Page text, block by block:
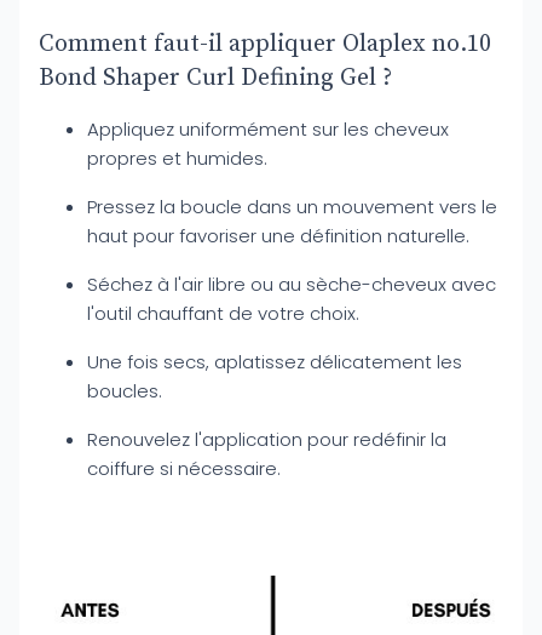
Comment faut-il appliquer Olaplex no.10
Bond Shaper Curl Defining Gel ?
Appliquez uniformément sur les cheveux
propres et humides.
Pressez la boucle dans un mouvement vers le
haut pour favoriser une définition naturelle.
Séchez à l'air libre ou au sèche-cheveux avec
l'outil chauffant de votre choix.
Une fois secs, aplatissez délicatement les
boucles.
Renouvelez l'application pour redéfinir la
coiffure si nécessaire.